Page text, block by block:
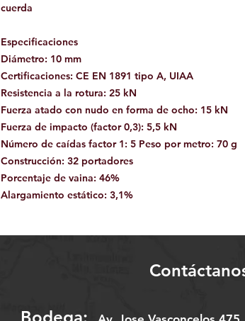
cuerda
Especificaciones
Diámetro: 10 mm
Certificaciones: CE EN 1891 tipo A, UIAA
Resistencia a la rotura: 25 kN
Fuerza atado con nudo en forma de ocho: 15 kN
Fuerza de impacto (factor 0,3): 5,5 kN
Número de caídas factor 1: 5 Peso por metro: 70 g
Construcción: 32 portadores
Porcentaje de vaina: 46%
Alargamiento estático: 3,1%